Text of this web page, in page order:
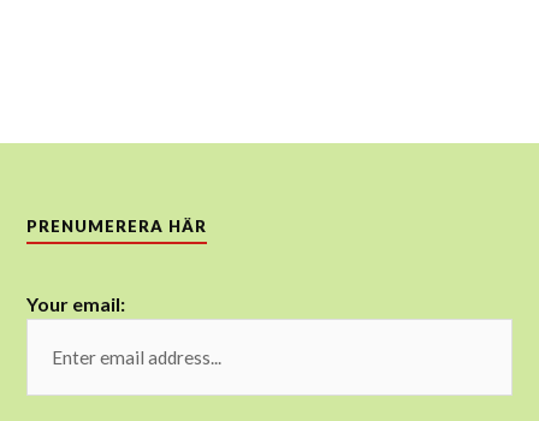
PRENUMERERA HÄR
Your email: